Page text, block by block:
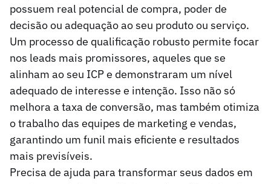
possuem real potencial de compra, poder de
decisão ou adequação ao seu produto ou serviço.
Um processo de qualificação robusto permite focar
nos leads mais promissores, aqueles que se
alinham ao seu ICP e demonstraram um nível
adequado de interesse e intenção. Isso não só
melhora a taxa de conversão, mas também otimiza
o trabalho das equipes de marketing e vendas,
garantindo um funil mais eficiente e resultados
mais previsíveis.
Precisa de ajuda para transformar seus dados em